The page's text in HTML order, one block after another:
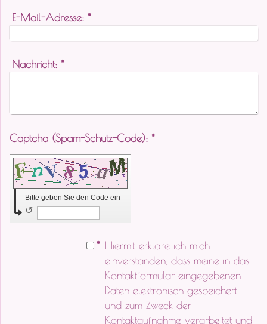
E-Mail-Adresse: *
Nachricht: *
Captcha (Spam-Schutz-Code): *
Bitte geben Sie den Code ein
↺
* Hiermit erkläre ich mich
einverstanden, dass meine in das
Kontaktformular eingegebenen
Daten elektronisch gespeichert
und zum Zweck der
Kontaktaufnahme verarbeitet und